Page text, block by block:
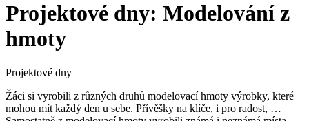
Projektové dny: Modelování z
hmoty
Projektové dny
Žáci si vyrobili z různých druhů modelovací hmoty výrobky, které
mohou mít každý den u sebe. Přívěšky na klíče, i pro radost, …